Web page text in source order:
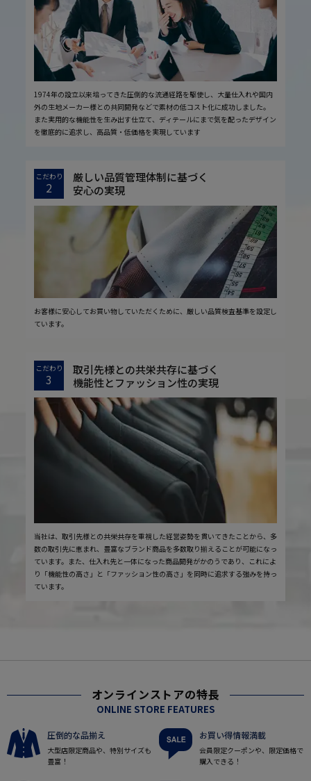
1974年の設立以来培ってきた圧倒的な流通経路を駆使し、大量仕入れや国内
外の生地メーカー様との共同開発などで素材の低コスト化に成功しました。
また実用的な機能性を生み出す仕立て、ディテールにまで気を配ったデザイン
を徹底的に追求し、高品質・低価格を実現しています
こだわり
2
厳しい品質管理体制に基づく
安心の実現
お客様に安心してお買い物していただくために、厳しい品質検査基準を設定し
ています。
こだわり
3
取引先様との共栄共存に基づく
機能性とファッション性の実現
当社は、取引先様との共栄共存を重視した経営姿勢を貫いてきたことから、多
数の取引先に恵まれ、豊富なブランド商品を多数取り揃えることが可能になっ
ています。また、仕入れ先と一体になった商品開発がかのうであり、これによ
り「機能性の高さ」と「ファッション性の高さ」を同時に追求する強みを持っ
ています。
オンラインストアの特長
ONLINE STORE FEATURES
圧倒的な品揃え
大型店限定商品や、特別サイズも
豊富！
お買い得情報満載
会員限定クーポンや、限定価格で
購入できる！